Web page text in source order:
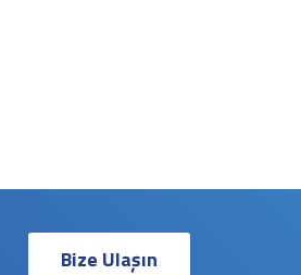
Bize Ulaşın